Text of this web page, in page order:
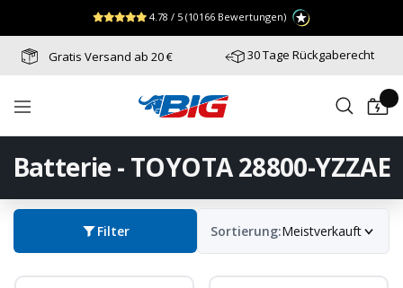
Zum Menü springen
Fußzeile springen
Barrierefreiheits-Widget öffnen
Inhalt
4.78 / 5 (10166 Bewertungen)
Gratis Versand ab 20 € 30 Tage Rückgaberecht
Navigation
Batterie-
Batterie - TOYOTA 28800-YZZAE
Filter Sortierung:Meistverkauft